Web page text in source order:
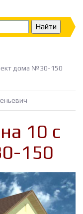
дома №30-150
10 с
150